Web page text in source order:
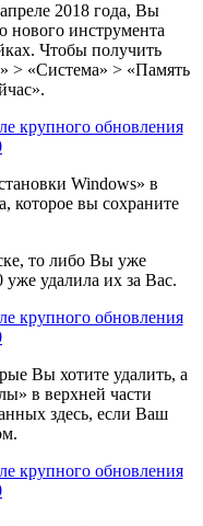
2018 года, Вы
нового инструмента
Чтобы получить
> «Система» > «Память
Windows» в
которое вы сохраните
то либо Вы уже
удалила их за Вас.
Вы хотите удалить, а
в верхней части
здесь, если Ваш